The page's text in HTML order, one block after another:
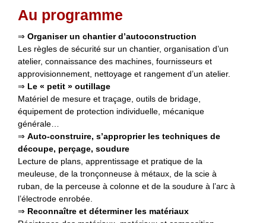
Au programme
⇒ Organiser un chantier d’autoconstruction
Les règles de sécurité sur un chantier, organisation d’un
atelier, connaissance des machines, fournisseurs et
approvisionnement, nettoyage et rangement d’un atelier.
⇒ Le « petit » outillage
Matériel de mesure et traçage, outils de bridage,
équipement de protection individuelle, mécanique
générale…
⇒ Auto-construire, s’approprier les techniques de
découpe, perçage, soudure
Lecture de plans, apprentissage et pratique de la
meuleuse, de la tronçonneuse à métaux, de la scie à
ruban, de la perceuse à colonne et de la soudure à l’arc à
l’électrode enrobée.
⇒ Reconnaître et déterminer les matériaux